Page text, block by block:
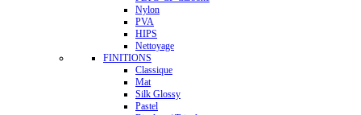
Nylon
PVA
HIPS
Nettoyage
FINITIONS
Classique
Mat
Silk Glossy
Pastel